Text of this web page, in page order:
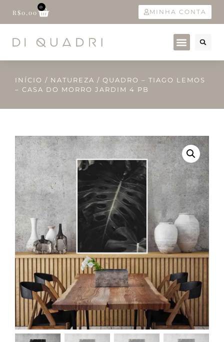
R$0,00
0
MINHA CONTA
INÍCIO / NATUREZA / QUADRO – TIAGO LEMOS
– CASA DO MORRO JARDIM 4 PB